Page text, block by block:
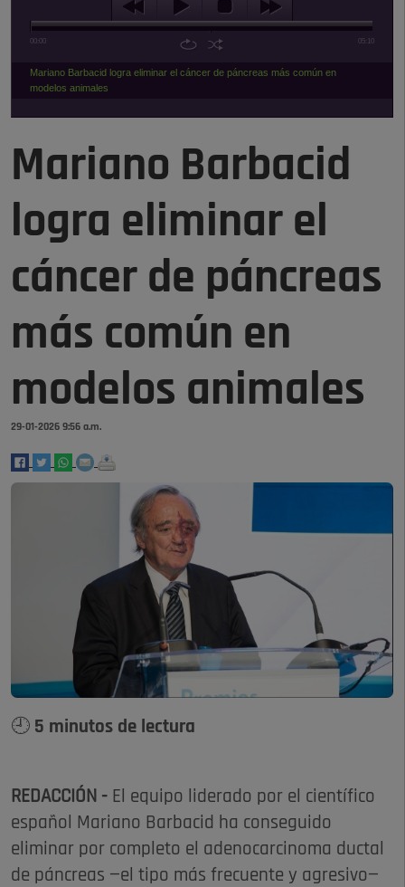
00:00 05:10
Mariano Barbacid logra eliminar el cáncer de páncreas más común en
modelos animales
Mariano Barbacid
logra eliminar el
cáncer de páncreas
más común en
modelos animales
29-01-2026 9:56 a.m.
🕘 5 minutos de lectura
REDACCIÓN - El equipo liderado por el científico
español Mariano Barbacid ha conseguido
eliminar por completo el adenocarcinoma ductal
de páncreas —el tipo más frecuente y agresivo—